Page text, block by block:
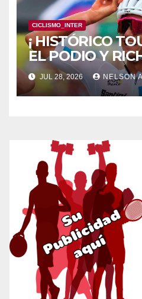
CICLISMO_INTER
¡ HISTÓRICO
EL PODIO Y
JUL 28, 2026 NELSON